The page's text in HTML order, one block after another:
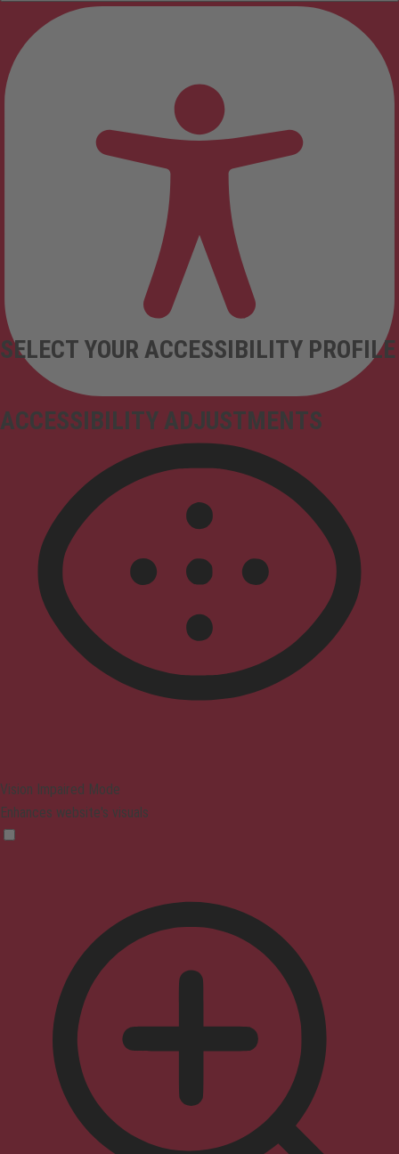
ACCESSIBILITY ADJUSTMENTS
SELECT YOUR ACCESSIBILITY PROFILE
Vision Impaired Mode
Enhances website's visuals